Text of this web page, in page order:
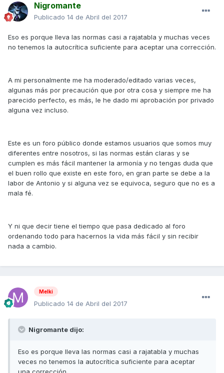
Nigromante
Publicado 14 de Abril del 2017
Eso es porque lleva las normas casi a rajatabla y muchas veces
no tenemos la autocrítica suficiente para aceptar una corrección.
A mi personalmente me ha moderado/editado varias veces,
algunas más por precaución que por otra cosa y siempre me ha
parecido perfecto, es más, le he dado mi aprobación por privado
alguna vez incluso.
Este es un foro público donde estamos usuarios que somos muy
diferentes entre nosotros, si las normas están claras y se
cumplen es más fácil mantener la armonía y no tengas duda que
el buen rollo que existe en este foro, en gran parte se debe a la
labor de Antonio y si alguna vez se equivoca, seguro que no es a
mala fé.
Y ni que decir tiene el tiempo que pasa dedicado al foro
ordenando todo para hacernos la vida más fácil y sin recibir
nada a cambio.
Melki
Publicado 14 de Abril del 2017
Nigromante dijo:
Eso es porque lleva las normas casi a rajatabla y muchas
veces no tenemos la autocrítica suficiente para aceptar